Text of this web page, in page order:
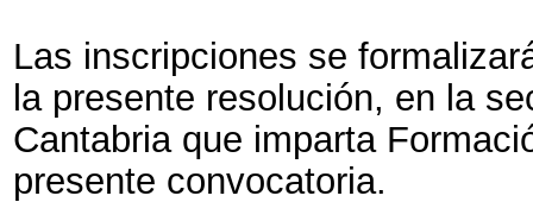
Las inscripciones se
la presente resolución, en la
Cantabria que imparta
presente convocatoria.